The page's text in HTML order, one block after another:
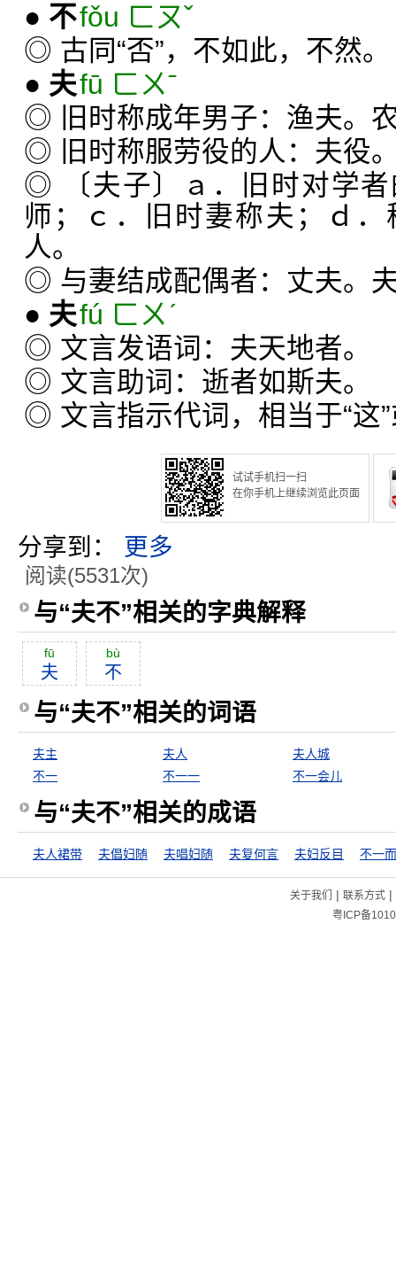
● 不fǒu ㄈㄡˇ
◎ 古同“否”，不如此，不然。
● 夫fū ㄈㄨˉ
◎ 旧时称成年男子：渔夫。
◎ 旧时称服劳役的人：夫役
◎ 〔夫子〕ａ．旧时对学
师；ｃ．旧时妻称夫；ｄ
人。
◎ 与妻结成配偶者：丈夫。
● 夫fú ㄈㄨˊ
◎ 文言发语词：夫天地者。
◎ 文言助词：逝者如斯夫。
◎ 文言指示代词，相当于“这”
试试手机扫一扫
在你手机上继续浏览此页面
分享到： 更多
阅读(5531次)
与“夫不”相关的字典解释
fū
夫
bù
不
与“夫不”相关的词语
夫主 夫人
夫人城
不一
不一一 不一会儿
与“夫不”相关的成语
夫人裙带 夫倡妇随 夫唱妇随 夫复何言 夫妇反目 不一
关于我们 | 联系方式|
粤ICP备